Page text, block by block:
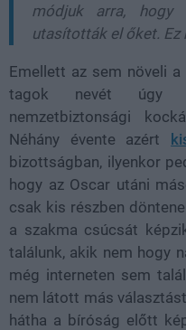
módjuk arra, hogy
utasították el őket. Ez
Emellett az sem növeli
tagok nevét úgy
nemzetbiztonsági
Néhány évente azért
bizottságban, ilyenkor
hogy az Oscar utáni
csak kis részben
a szakma csúcsát
találunk, akik nem hogy
még interneten sem
nem látott más
hátha a bíróság előtt